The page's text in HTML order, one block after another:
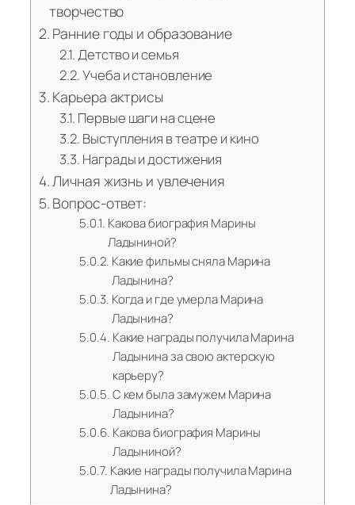
творчество
Ранние годы и образование
Детство и семья
Учеба и становление
Карьера актрисы
Первые шаги на сцене
Выступления в театре и кино
Награды и достижения
Личная жизнь и увлечения
Вопрос-ответ:
Какова биография Марины
Ладыниной?
Какие фильмы сняла Марина
Ладынина?
Когда и где умерла Марина
Ладынина?
Какие награды получила Марина
Ладынина за свою актерскую
карьеру?
С кем была замужем Марина
Ладынина?
Какова биография Марины
Ладыниной?
Какие награды получила Марина
Ладынина?